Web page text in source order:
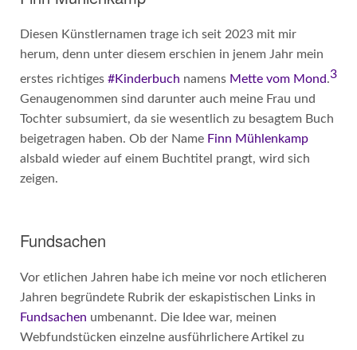
Diesen Künstlernamen trage ich seit 2023 mit mir
herum, denn unter diesem erschien in jenem Jahr mein
erstes richtiges #Kinderbuch namens Mette vom Mond.3
Genaugenommen sind darunter auch meine Frau und
Tochter subsumiert, da sie wesentlich zu besagtem Buch
beigetragen haben. Ob der Name Finn Mühlenkamp
alsbald wieder auf einem Buchtitel prangt, wird sich
zeigen.
Fundsachen
Vor etlichen Jahren habe ich meine vor noch etlicheren
Jahren begründete Rubrik der eskapistischen Links in
Fundsachen umbenannt. Die Idee war, meinen
Webfundstücken einzelne ausführlichere Artikel zu